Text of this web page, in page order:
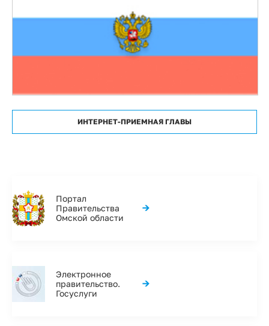
ИНТЕРНЕТ-ПРИЕМНАЯ ГЛАВЫ
Портал
Правительства
Омской области
→
Электронное
правительство.
Госуслуги
→